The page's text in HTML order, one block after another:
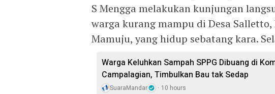
S Mengga melakukan kunjungan
warga kurang mampu di Desa
Mamuju, yang hidup sebatang kara.
Warga Keluhkan Sampah SPPG Dibuang di
Campalagian, Timbulkan Bau tak Sedap
SuaraMandar 10 hours